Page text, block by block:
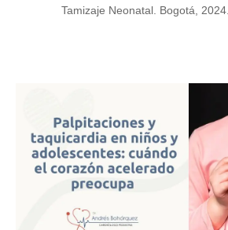
Tamizaje Neonatal. Bogotá, 2024.